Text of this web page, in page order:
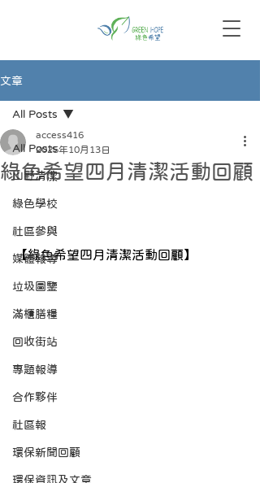
文章
All Posts
山野清潔
綠色學校
社區參與
媒體報導
垃圾圖鑒
滿櫃膳糧
回收街站
專題報導
合作夥伴
社區報
環保新聞回顧
環保資訊及文章
All Posts
綠色希望四月清潔活動回顧
access416
2025年10月13日
【綠色希望四月清潔活動回顧】